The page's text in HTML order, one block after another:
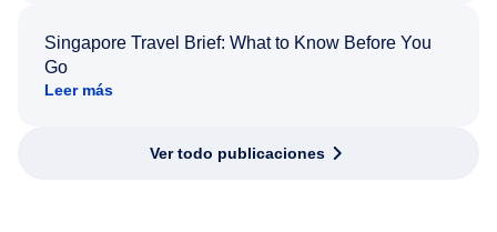
Singapore Travel Brief: What to Know Before You
Go
Leer más
Ver todo publicaciones